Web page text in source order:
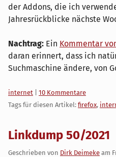
der Addons, die ich
Jahresrückblicke nächste
Nachtrag: Ein Kommentar
daran erinnert, dass ich
Suchmaschine ändere, von
Kategorien:
internet
10 Kommentare
Tags für diesen Artikel: firefox,
Linkdump 50/2021
Geschrieben von Dirk Deimeke am